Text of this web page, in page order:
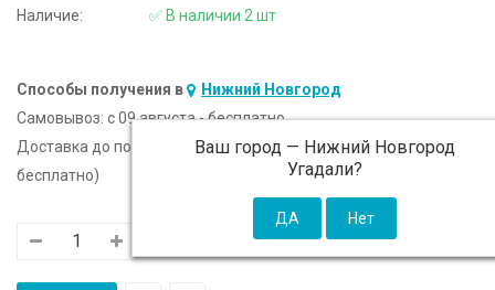
Наличие:
✅ В наличии 2 шт
Способы получения в Нижний Новгород
Ваш город — Нижний Новгород
Угадали?
Самовывоз: c 09 августа - бесплатно
Доставка до подъезда:
c 09 августа - 300 ₽ (от 5 000 ₽
бесплатно)